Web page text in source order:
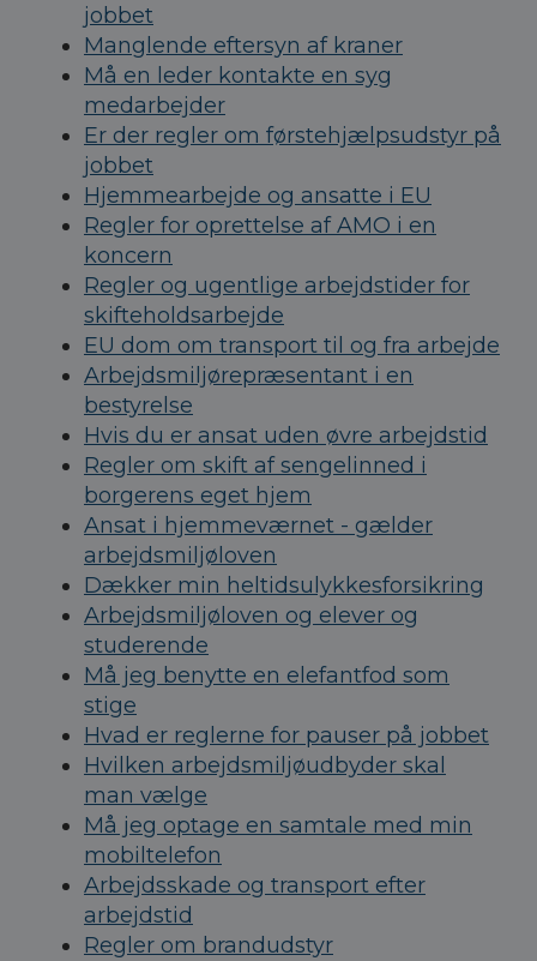
jobbet
Manglende eftersyn af kraner
Må en leder kontakte en syg
medarbejder
Er der regler om førstehjælpsudstyr på
jobbet
Hjemmearbejde og ansatte i EU
Regler for oprettelse af AMO i en
koncern
Regler og ugentlige arbejdstider for
skifteholdsarbejde
EU dom om transport til og fra arbejde
Arbejdsmiljørepræsentant i en
bestyrelse
Hvis du er ansat uden øvre arbejdstid
Regler om skift af sengelinned i
borgerens eget hjem
Ansat i hjemmeværnet - gælder
arbejdsmiljøloven
Dækker min heltidsulykkesforsikring
Arbejdsmiljøloven og elever og
studerende
Må jeg benytte en elefantfod som
stige
Hvad er reglerne for pauser på jobbet
Hvilken arbejdsmiljøudbyder skal
man vælge
Må jeg optage en samtale med min
mobiltelefon
Arbejdsskade og transport efter
arbejdstid
Regler om brandudstyr